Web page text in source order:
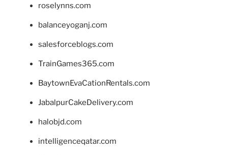
roselynns.com
balanceyoganj.com
salesforceblogs.com
TrainGames365.com
BaytownEvaCationRentals.com
JabalpurCakeDelivery.com
halobjd.com
intelligenceqatar.com